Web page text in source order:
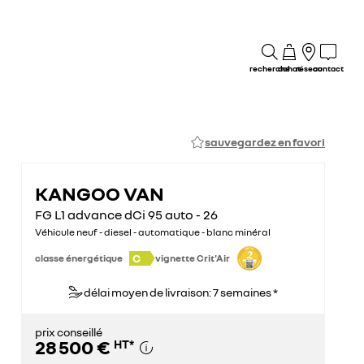
rechercheachatréseaucontact
sauvegardez en favori
KANGOO VAN
FG L1 advance dCi 95 auto - 26
Véhicule neuf - diesel - automatique - blanc minéral
classe énergétique C vignette Crit'Air
délai moyen de livraison: 7 semaines *
prix conseillé
28 500 € HT*